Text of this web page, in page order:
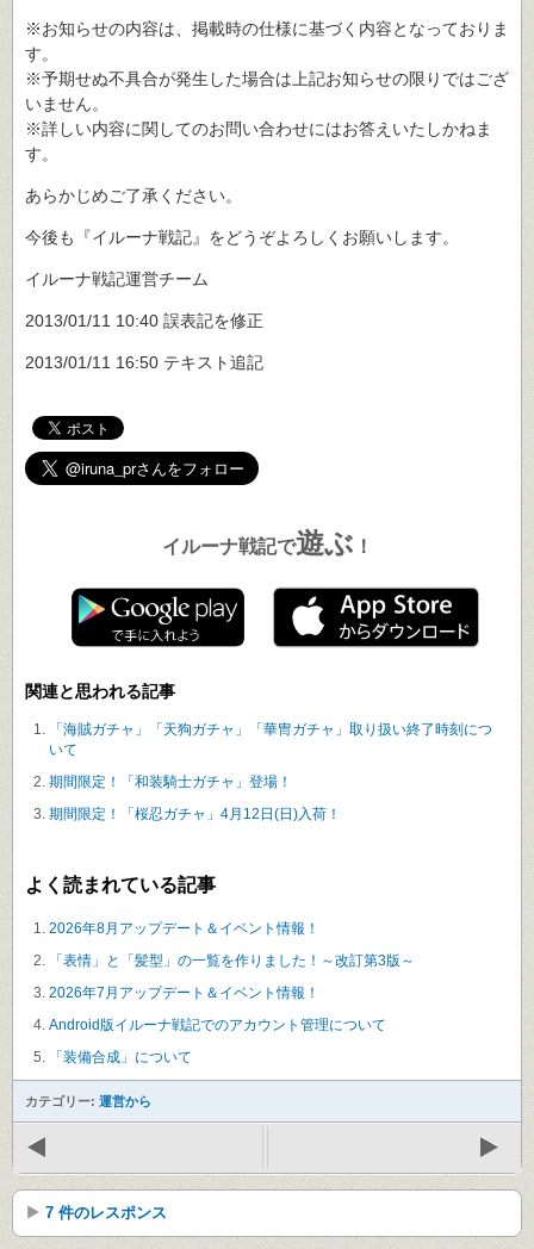
※お知らせの内容は、掲載時の仕様に基づく内容となっておりま
す。
※予期せぬ不具合が発生した場合は上記お知らせの限りではござ
いません。
※詳しい内容に関してのお問い合わせにはお答えいたしかねま
す。
あらかじめご了承ください。
今後も『イルーナ戦記』をどうぞよろしくお願いします。
イルーナ戦記運営チーム
2013/01/11 10:40 誤表記を修正
2013/01/11 16:50 テキスト追記
イルーナ戦記で遊ぶ ！
関連と思われる記事
「海賊ガチャ」「天狗ガチャ」「華冑ガチャ」取り扱い終了時刻につ
いて
期間限定！「和装騎士ガチャ」登場！
期間限定！「桜忍ガチャ」4月12日(日)入荷！
よく読まれている記事
2026年8月アップデート＆イベント情報！
「表情」と「髪型」の一覧を作りました！～改訂第3版～
2026年7月アップデート＆イベント情報！
Android版イルーナ戦記でのアカウント管理について
「装備合成」について
カテゴリー: 運営から
7 件のレスポンス